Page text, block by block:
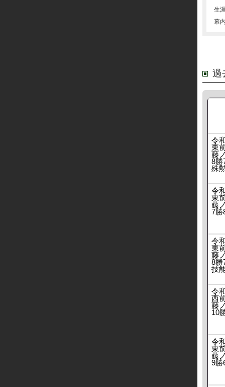
生
幕
過
令
東
藤
8勝
殊
令
東
藤
7勝
令
東
藤
8勝
技
令
西
藤
10
令
東
藤
9勝